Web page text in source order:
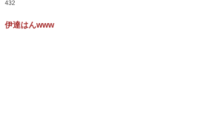
432
伊達はんwww